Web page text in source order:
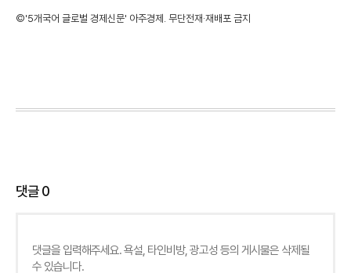
©'5개국어 글로벌 경제신문' 아주경제. 무단전재·재배포 금지
댓글0